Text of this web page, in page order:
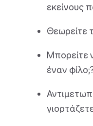
εκείνους
Θεωρείτε
Μπορείτε
έναν